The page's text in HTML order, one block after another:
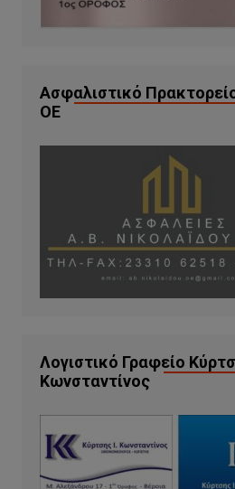
Ασφαλιστικό
ΟΕ
Λογιστικό Γραφείο
Κωνσταντίνος